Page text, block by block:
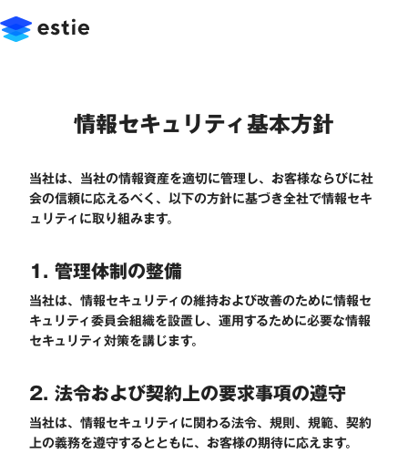
情報セキュリティ基本方針
当社は、当社の情報資産を適切に管理し、お客様ならびに社
会の信頼に応えるべく、以下の方針に基づき全社で情報セキ
ュリティに取り組みます。
1. 管理体制の整備
当社は、情報セキュリティの維持および改善のために情報セ
キュリティ委員会組織を設置し、運用するために必要な情報
セキュリティ対策を講じます。
2. 法令および契約上の要求事項の遵守
当社は、情報セキュリティに関わる法令、規則、規範、契約
上の義務を遵守するとともに、お客様の期待に応えます。